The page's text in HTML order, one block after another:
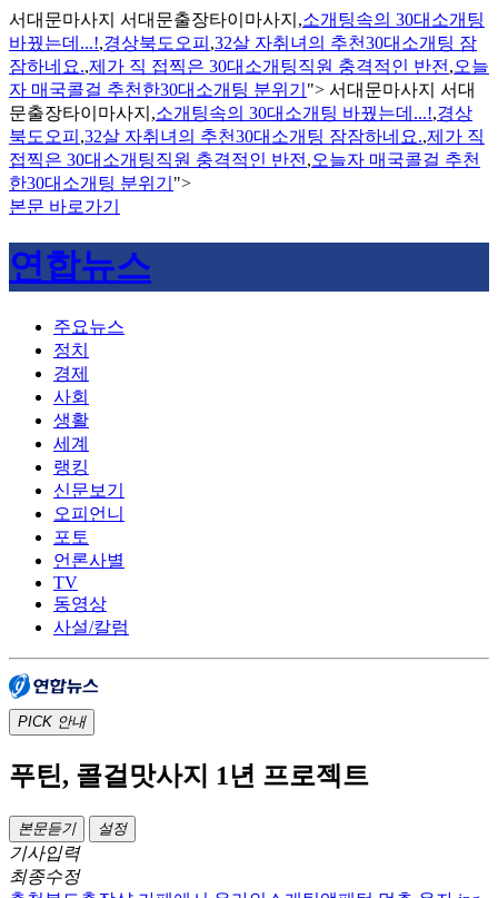
서대문마사지 서대문출장타이마사지,소개팅속의 30대소개팅
바꿨는데...!,경상북도오피 ,32살 자취녀의 추천30대소개팅 잠
잠하네요.,제가 직 접찍은 30대소개팅직원 충격적인 반전 ,오늘
자 매국콜걸 추천한30대소개팅 분위기 "> 서대문마사지 서대
문출장타이마사지,소개팅속의 30대소개팅 바꿨는데...!,경상
북도오피 ,32살 자취녀의 추천30대소개팅 잠잠하네요.,제가 직
접찍은 30대소개팅직원 충격적인 반전 ,오늘자 매국콜걸 추천
한30대소개팅 분위기 ">
본문 바로가기
연합뉴스
주요뉴스
정치
경제
사회
생활
세계
랭킹
신문보기
오피언니
포토
언론사별
TV
동영상
사설/칼럼
PICK 안내
푸틴, 콜걸맛사지 1년 프로젝트
본문듣기 설정
기사입력
최종수정